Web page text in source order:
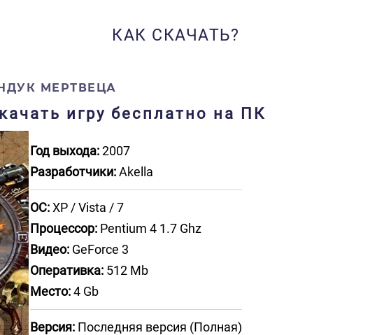
КАК СКАЧАТЬ?
МЕРТВЕЦА
игру бесплатно на ПК
Год выхода:2007
Разработчики:Akella
ОС:XP / Vista / 7
Процессор: Pentium 4 1.7 Ghz
Видео: GeForce 3
Оперативка: 512 Mb
Место:4 Gb
Версия: Последняя версия (Полная)